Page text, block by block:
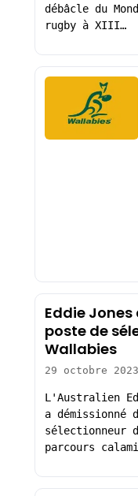
débâcle du
rugby à XIII…
Eddie
poste de
Wallabies
29 octobre 2023
L'Australien
a démissionné
sélectionneur
parcours